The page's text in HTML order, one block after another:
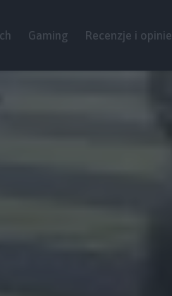
Gaming Recenzje i opinie